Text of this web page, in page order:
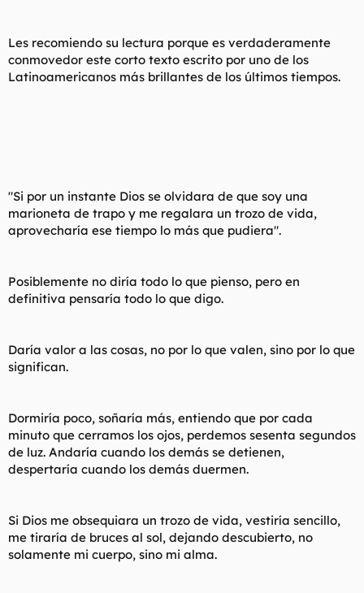
Les recomiendo su lectura porque es verdaderamente
conmovedor este corto texto escrito por uno de los
Latinoamericanos más brillantes de los últimos tiempos.
"Si por un instante Dios se olvidara de que soy una
marioneta de trapo y me regalara un trozo de vida,
aprovecharía ese tiempo lo más que pudiera".
Posiblemente no diría todo lo que pienso, pero en
definitiva pensaría todo lo que digo.
Daría valor a las cosas, no por lo que valen, sino por lo que
significan.
Dormiría poco, soñaría más, entiendo que por cada
minuto que cerramos los ojos, perdemos sesenta segundos
de luz. Andaría cuando los demás se detienen,
despertaría cuando los demás duermen.
Si Dios me obsequiara un trozo de vida, vestiría sencillo,
me tiraría de bruces al sol, dejando descubierto, no
solamente mi cuerpo, sino mi alma.